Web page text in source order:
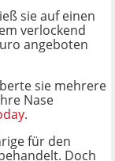
sie auf einen
verlockend
angeboten
sie mehrere
Nase
.
für den
Doch